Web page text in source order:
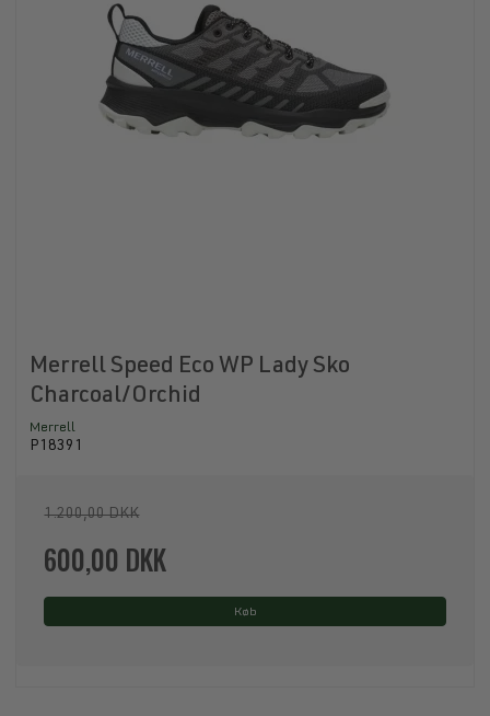
Merrell Speed Eco WP Lady Sko
Charcoal/Orchid
Merrell
P18391
1.200,00 DKK
600,00 DKK
Køb